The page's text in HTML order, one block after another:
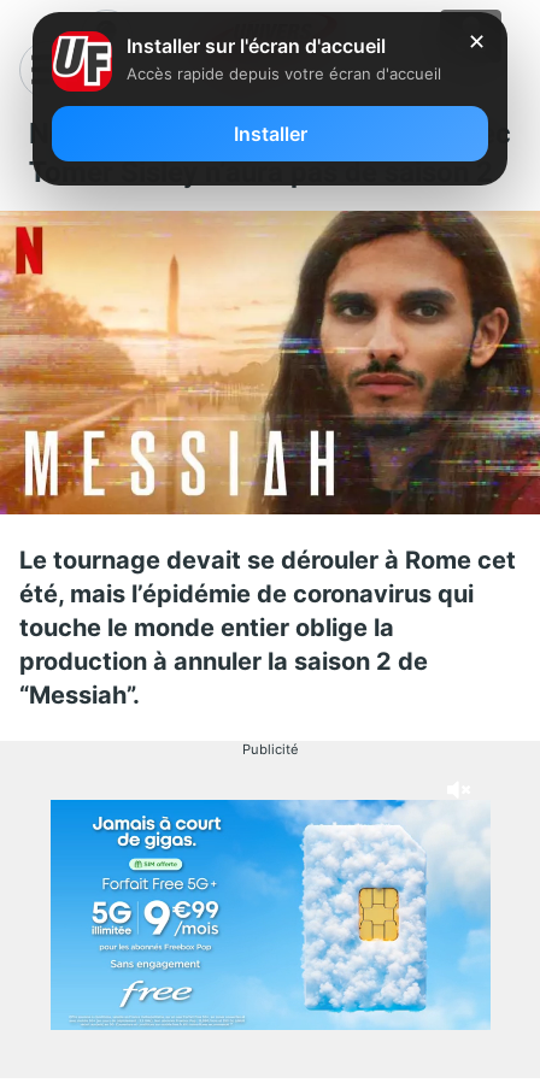
Netflix : la série “Messiah” avec
Tomer Sisley n’aura pas de saison 2
Le tournage devait se dérouler à Rome cet
été, mais l’épidémie de coronavirus qui
touche le monde entier oblige la
production à annuler la saison 2 de
“Messiah”.
Publicité
✕
Installer sur l'écran d'accueil
Accès rapide depuis votre écran d'accueil
Installer